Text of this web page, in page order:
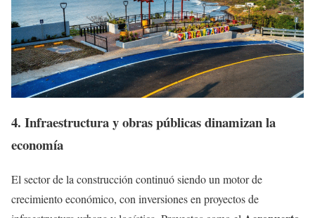
4. Infraestructura y obras públicas dinamizan la
economía
El sector de la construcción continuó siendo un motor de
crecimiento económico, con inversiones en proyectos de